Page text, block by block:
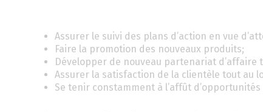
Assurer le suivi des plans d’action en vue
Faire la promotion des nouveaux produits;
Développer de nouveau partenariat
Assurer la satisfaction de la clientèle tout au
Se tenir constamment à l’affût